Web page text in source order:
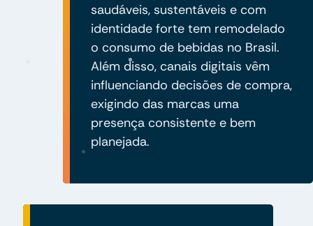
saudáveis, sustentáveis e com
identidade forte tem remodelado
o consumo de bebidas no Brasil.
Além disso, canais digitais vêm
influenciando decisões de compra,
exigindo das marcas uma
presença consistente e bem
planejada.